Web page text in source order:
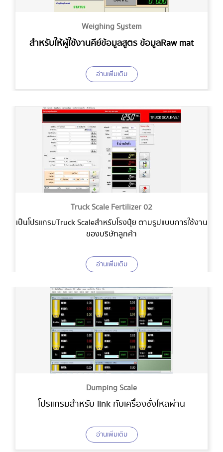
Weighing System
สำหรับให้ผู้ใช้งานคีย์ข้อมูลสูตร ข้อมูล Raw mat
อ่านเพิ่มเติม
Truck Scale Fertilizer 02
เป็นโปรแกรม Truck Scale สำหรับโรงปุ๋ย ตามรูปแบบการใช้งาน
ของบริษัทลูกค้า
อ่านเพิ่มเติม
Dumping Scale
โปรแกรมสำหรับ link กับเครื่องชั่งไหลผ่าน
อ่านเพิ่มเติม